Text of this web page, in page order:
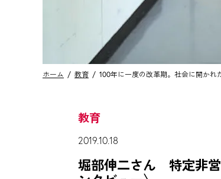
ホーム 教育 100年に一度の改革期。社会に開かれ
教育
2019.10.18
堀部伸二さん 特定非営